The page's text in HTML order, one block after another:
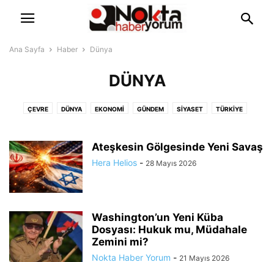
Ana Sayfa Haber Dünya
DÜNYA
ÇEVRE DÜNYA EKONOMI GÜNDEM SIYASET TÜRKIYE
Ateşkesin Gölgesinde Yeni Savaş
Hera Helios - 28 Mayıs 2026
Washington’un Yeni Küba
Dosyası: Hukuk mu, Müdahale
Zemini mi?
Nokta Haber Yorum - 21 Mayıs 2026